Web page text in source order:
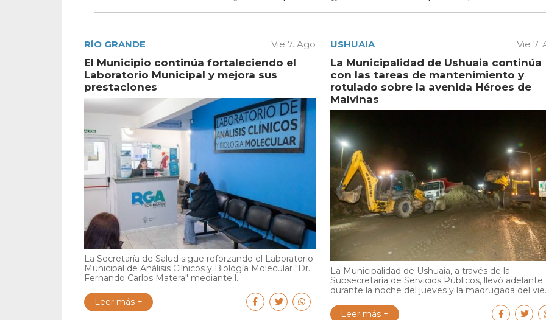
RÍO GRANDE Vie 7. Ago
El Municipio continúa fortaleciendo el
Laboratorio Municipal y mejora sus
prestaciones
La Secretaría de Salud sigue reforzando el Laboratorio
Municipal de Análisis Clínicos y Biología Molecular "Dr.
Fernando Carlos Matera" mediante l...
Leer más +
USHUAIA Vie 7.
La Municipalidad de Ushuaia continúa
con las tareas de mantenimiento y
rotulado sobre la avenida Héroes de
Malvinas
La Municipalidad de Ushuaia, a través de la
Subsecretaría de Servicios Públicos, llevó adelante
durante la noche del jueves y la madrugada del
Leer más +